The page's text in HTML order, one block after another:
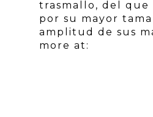
trasmallo, del que
por su mayor
amplitud de sus
more at: